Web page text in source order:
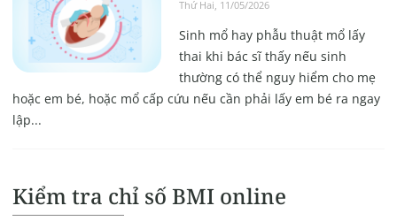
Thứ Hai, 11/05/2026
Sinh mổ hay phẫu thuật mổ lấy
thai khi bác sĩ thấy nếu sinh
thường có thể nguy hiểm cho mẹ
hoặc em bé, hoặc mổ cấp cứu nếu cần phải lấy em bé ra ngay
lập...
Kiểm tra chỉ số BMI online